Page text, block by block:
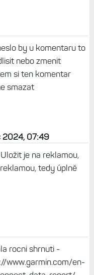
reklamoval...Ja
hodinkach od Garminu
max) taky podle
jit jen pres hrudni
z tepovky. Treba
by u komentaru to
nebo zmenit
si ten komentar
2024, 07:49